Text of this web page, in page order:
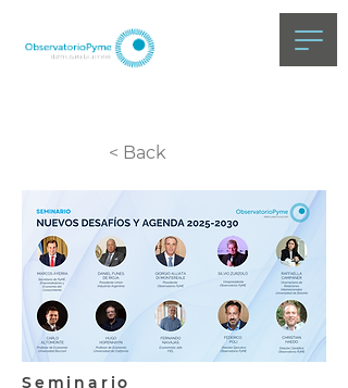
< Back
Seminario